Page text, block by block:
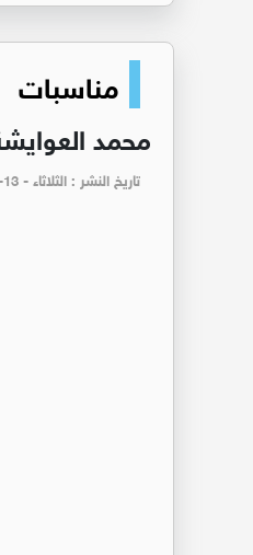
مناسبات
محمد
تاريخ النشر : الثلاثاء - pm 09:23 | 2024-08-13